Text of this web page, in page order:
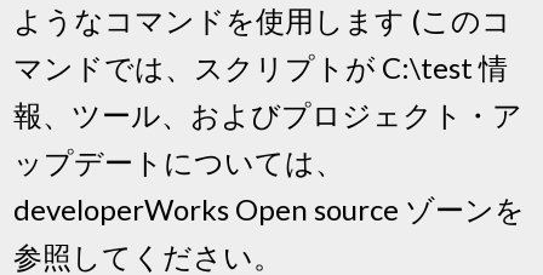
ようなコマンドを使用します (このコ
マンドでは、スクリプトが C:\test 情
報、ツール、およびプロジェクト・ア
ップデートについては、
developerWorks Open source ゾーンを
参照してください。